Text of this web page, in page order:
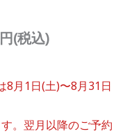
(税込)
月1日(土)〜8月31日
。翌月以降のご予約